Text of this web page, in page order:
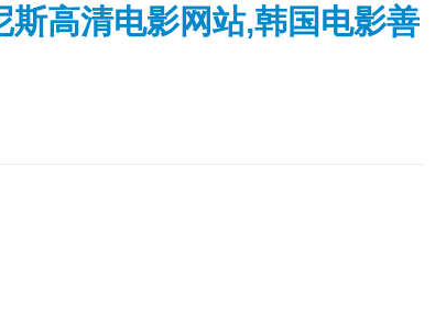
高清电影网站,韩国电影善